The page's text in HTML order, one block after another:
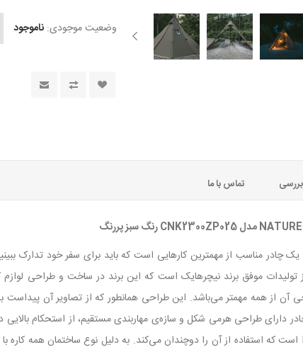
وضعیت موجودی: ناموجود
تماس با ما
چادر مناسب از مهمترین کارهایی است که باید برای سفر خود تدارک
موفق برند نیچرهایک است که این برند در ساخت و طراحی
آن از همه مهمتر می‌باشد. این طراحی همانطور که از تصاویر آن
دارای طراحی هرمی شکل و سازه‌ی مهاربندی مستقیم، از استحکام
که استفاده از آن را دوچندان می‌کند. به دلیل نوع ساختمان همه کاره